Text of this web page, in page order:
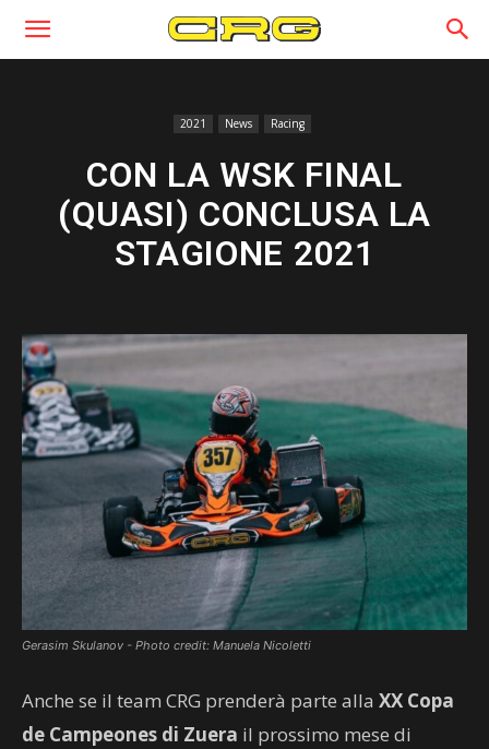
2021 News Racing
CON LA WSK FINAL
(QUASI) CONCLUSA LA
STAGIONE 2021
Gerasim Skulanov - Photo credit: Manuela Nicoletti
Anche se il team CRG prenderà parte alla XX Copa
de Campeones di Zuera il prossimo mese di